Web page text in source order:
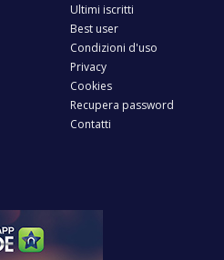
Ultimi iscritti
Best user
Condizioni d'uso
Privacy
Cookies
Recupera password
Contatti